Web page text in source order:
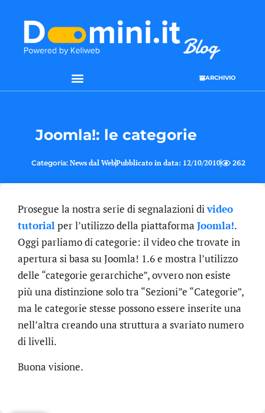
ARCHIVIO
Joomla!: le categorie
Categoria: News dal WebPubblicato in data: 12/10/2010 262
Prosegue la nostra serie di segnalazioni divideo
tutorialper l’utilizzo della piattaforma Joomla!.
Oggi parliamo di categorie: il video che trovate in
apertura si basa su Joomla! 1.6 e mostra l’utilizzo
delle “categorie gerarchiche”, ovvero non esiste
più una distinzione solo tra “Sezioni”e “Categorie”,
ma le categorie stesse possono essere inserite una
nell’altra creando una struttura a svariato numero
di livelli.
Buona visione..online